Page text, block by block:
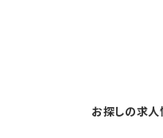
お探しの求人